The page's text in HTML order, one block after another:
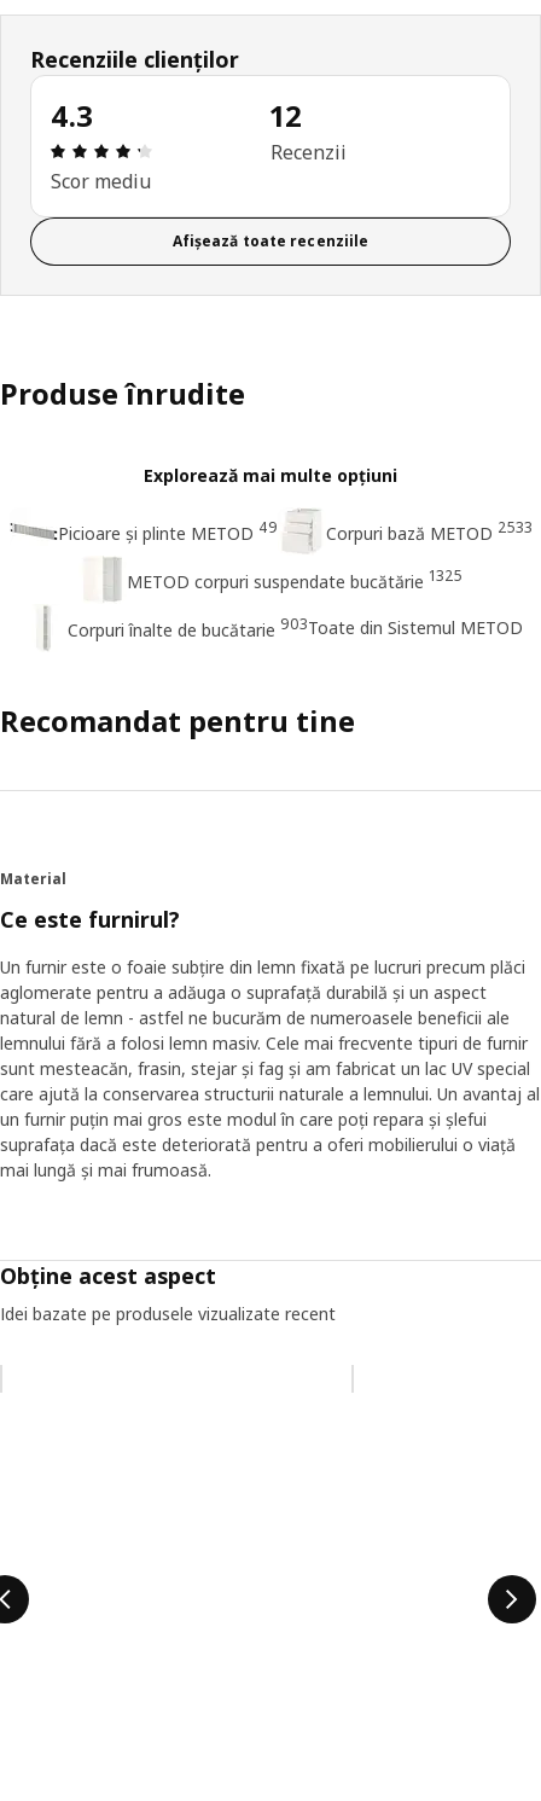
Recenziile clienților
4.3
Prezentare generală: 4.3 din 5 stele Total
Scor mediu
12
Recenzii
Afișează toate recenziile
Produse înrudite
Explorează mai multe opțiuni
Picioare și plinte METOD 49 Corpuri bază METOD 2533
METOD corpuri suspendate bucătărie 1325
Corpuri înalte de bucătarie 903Toate din Sistemul METOD
Recomandat pentru tine
Material
Ce este furnirul?
Un furnir este o foaie subțire din lemn fixată pe lucruri precum plăci
aglomerate pentru a adăuga o suprafață durabilă și un aspect
natural de lemn - astfel ne bucurăm de numeroasele beneficii ale
lemnului fără a folosi lemn masiv. Cele mai frecvente tipuri de furnir
sunt mesteacăn, frasin, stejar și fag și am fabricat un lac UV special
care ajută la conservarea structurii naturale a lemnului. Un avantaj al
un furnir puțin mai gros este modul în care poți repara și șlefui
suprafața dacă este deteriorată pentru a oferi mobilierului o viață
mai lungă și mai frumoasă.
Obține acest aspect
Idei bazate pe produsele vizualizate recent